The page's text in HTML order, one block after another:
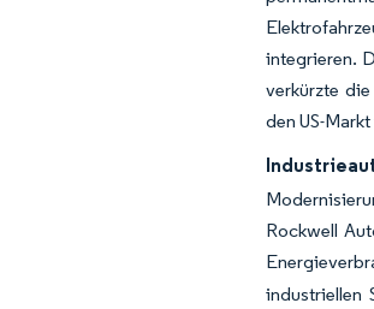
integrieren.
verkürzte
den US-
Rockwell
industriellen